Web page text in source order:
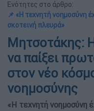
Ενότητες στο άρθρο:
📌 «Η τεχνητή νοημοσύνη
σκοτεινή πλευρά»
Μητσοτάκης:
να παίξει
στον νέο
νοημοσύνης
«Η τεχνητή νοημοσύνη